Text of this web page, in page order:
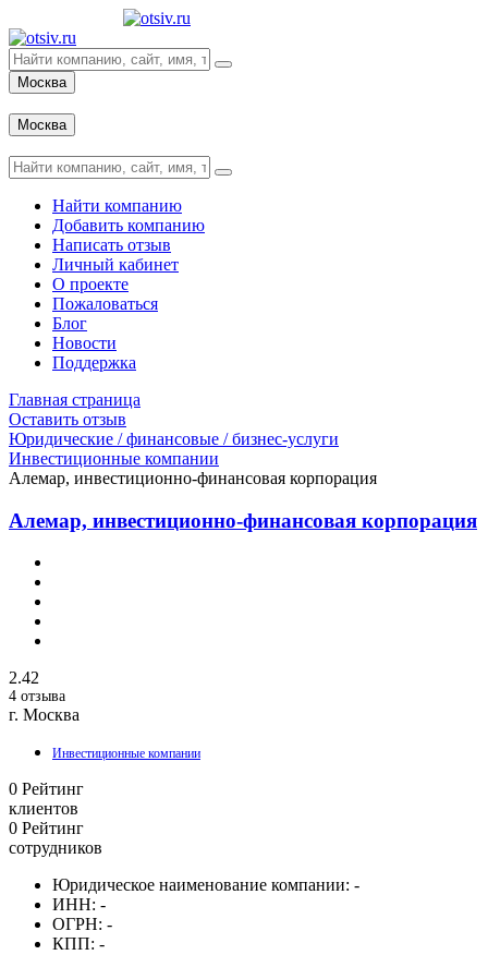
Москва
Москва
Найти компанию
Добавить компанию
Написать отзыв
Личный кабинет
О проекте
Пожаловаться
Блог
Новости
Поддержка
Главная страница
Оставить отзыв
Юридические / финансовые / бизнес-услуги
Инвестиционные компании
Алемар, инвестиционно-финансовая корпорация
Алемар, инвестиционно-финансовая корпорация
2.42
4 отзыва
г. Москва
Инвестиционные компании
0 Рейтинг
клиентов
0 Рейтинг
сотрудников
Юридическое наименование компании: -
ИНН: -
ОГРН: -
КПП: -